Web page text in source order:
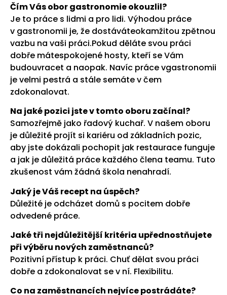
Čím Vás obor gastronomie okouzlil?
Je to práce s lidmi a pro lidi. Výhodou práce
v gastronomii je, že dostáváteokamžitou zpětnou
vazbu na vaši práci.Pokud děláte svou práci
dobře mátespokojené hosty, kteří se Vám
budouvracet a naopak. Navíc práce vgastronomii
je velmi pestrá a stále semáte v čem
zdokonalovat.
Na jaké pozici jste v tomto oboru začínal?
Samozřejmě jako řadový kuchař. V našem oboru
je důležité projít si kariéru od základních pozic,
aby jste dokázali pochopit jak restaurace funguje
a jak je důležitá práce každého člena teamu. Tuto
zkušenost vám žádná škola nenahradí.
Jaký je Váš recept na úspěch?
Důležité je odcházet domů s pocitem dobře
odvedené práce.
Jaké tři nejdůležitější kritéria upřednostňujete
při výběru nových zaměstnanců?
Pozitivní přístup k práci. Chuť dělat svou práci
dobře a zdokonalovat se v ní. Flexibilitu.
Co na zaměstnancích nejvíce postrádáte?